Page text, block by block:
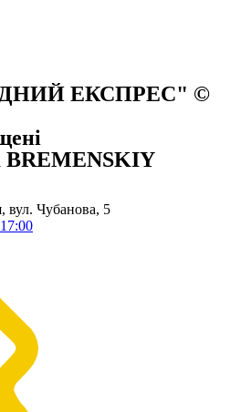
ЕКСПРЕС" ©
BREMENSKIY
вул. Чубанова, 5